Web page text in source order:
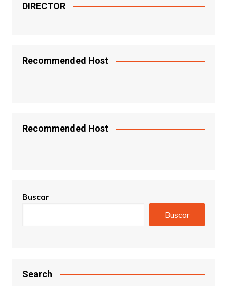
DIRECTOR
Recommended Host
Recommended Host
Buscar
Buscar
Search